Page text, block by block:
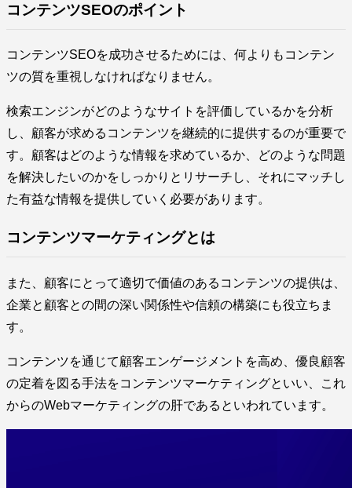
コンテンツSEOのポイント
コンテンツSEOを成功させるためには、何よりもコンテン
ツの質を重視しなければなりません。
検索エンジンがどのようなサイトを評価しているかを分析
し、顧客が求めるコンテンツを継続的に提供するのが重要で
す。顧客はどのような情報を求めているか、どのような問題
を解決したいのかをしっかりとリサーチし、それにマッチし
た有益な情報を提供していく必要があります。
コンテンツマーケティングとは
また、顧客にとって適切で価値のあるコンテンツの提供は、
企業と顧客との間の深い関係性や信頼の構築にも役立ちま
す。
コンテンツを通じて顧客エンゲージメントを高め、優良顧客
の定着を図る手法をコンテンツマーケティングといい、これ
からのWebマーケティングの肝であるといわれています。